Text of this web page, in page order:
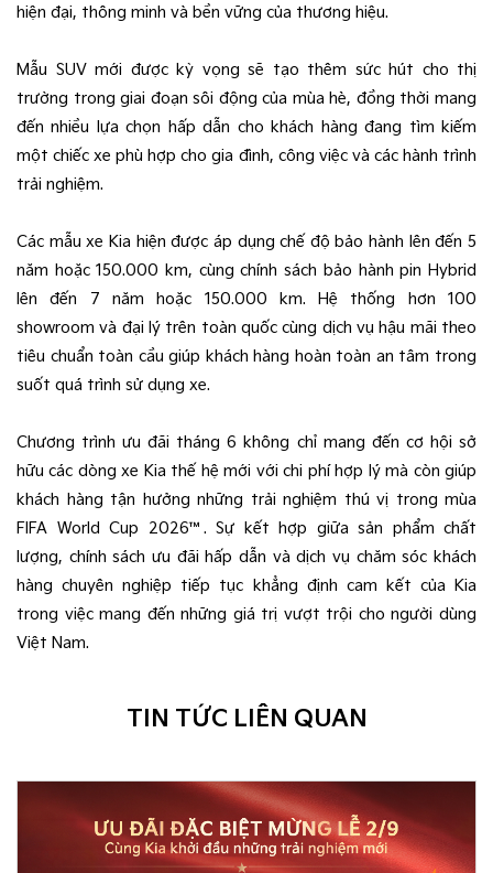
hiện đại, thông minh và bền vững của thương hiệu.
Mẫu SUV mới được kỳ vọng sẽ tạo thêm sức hút cho thị
trường trong giai đoạn sôi động của mùa hè, đồng thời mang
đến nhiều lựa chọn hấp dẫn cho khách hàng đang tìm kiếm
một chiếc xe phù hợp cho gia đình, công việc và các hành trình
trải nghiệm.
Các mẫu xe Kia hiện được áp dụng chế độ bảo hành lên đến 5
năm hoặc 150.000 km, cùng chính sách bảo hành pin Hybrid
lên đến 7 năm hoặc 150.000 km. Hệ thống hơn 100
showroom và đại lý trên toàn quốc cùng dịch vụ hậu mãi theo
tiêu chuẩn toàn cầu giúp khách hàng hoàn toàn an tâm trong
suốt quá trình sử dụng xe.
Chương trình ưu đãi tháng 6 không chỉ mang đến cơ hội sở
hữu các dòng xe Kia thế hệ mới với chi phí hợp lý mà còn giúp
khách hàng tận hưởng những trải nghiệm thú vị trong mùa
FIFA World Cup 2026™. Sự kết hợp giữa sản phẩm chất
lượng, chính sách ưu đãi hấp dẫn và dịch vụ chăm sóc khách
hàng chuyên nghiệp tiếp tục khẳng định cam kết của Kia
trong việc mang đến những giá trị vượt trội cho người dùng
Việt Nam.
TIN TỨC LIÊN QUAN